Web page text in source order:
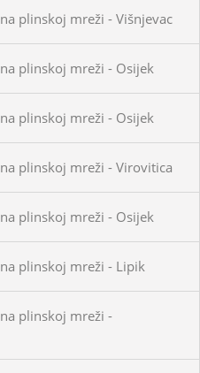
plinskoj mreži - Višnjevac
plinskoj mreži - Osijek
plinskoj mreži - Osijek
plinskoj mreži - Virovitica
plinskoj mreži - Osijek
plinskoj mreži - Lipik
plinskoj mreži -